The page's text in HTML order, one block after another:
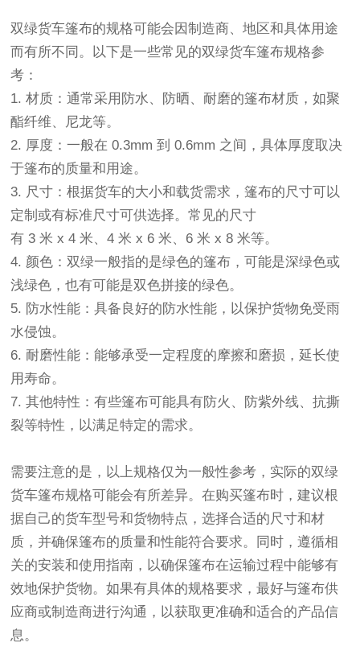
双绿货车篷布的规格可能会因制造商、地区和具体用途
而有所不同。以下是一些常见的双绿货车篷布规格参
考：
1. 材质：通常采用防水、防晒、耐磨的篷布材质，如聚
酯纤维、尼龙等。
2. 厚度：一般在 0.3mm 到 0.6mm 之间，具体厚度取决
于篷布的质量和用途。
3. 尺寸：根据货车的大小和载货需求，篷布的尺寸可以
定制或有标准尺寸可供选择。常见的尺寸
有 3 米 x 4 米、4 米 x 6 米、6 米 x 8 米等。
4. 颜色：双绿一般指的是绿色的篷布 ，可能是深绿色或
浅绿色，也有可能是双色拼接的绿色。
5. 防水性能：具备良好的防水性能，以保护货物免受雨
水侵蚀。
6. 耐磨性能：能够承受一定程度的摩擦和磨损，延长使
用寿命。
7. 其他特性：有些篷布可能具有防火、防紫外线、抗撕
裂等特性，以满足特定的需求。
需要注意的是，以上规格仅为一般性参考，实际的双绿
货车篷布规格可能会有所差异。在购买篷布时，建议根
据自己的货车型号和货物特点，选择合适的尺寸和材
质，并确保篷布的质量和性能符合要求。同时，遵循相
关的安装和使用指南，以确保篷布在运输过程中能够有
效地保护货物。如果有具体的规格要求，最好与篷布供
应商或制造商进行沟通，以获取更准确和适合的产品信
息。